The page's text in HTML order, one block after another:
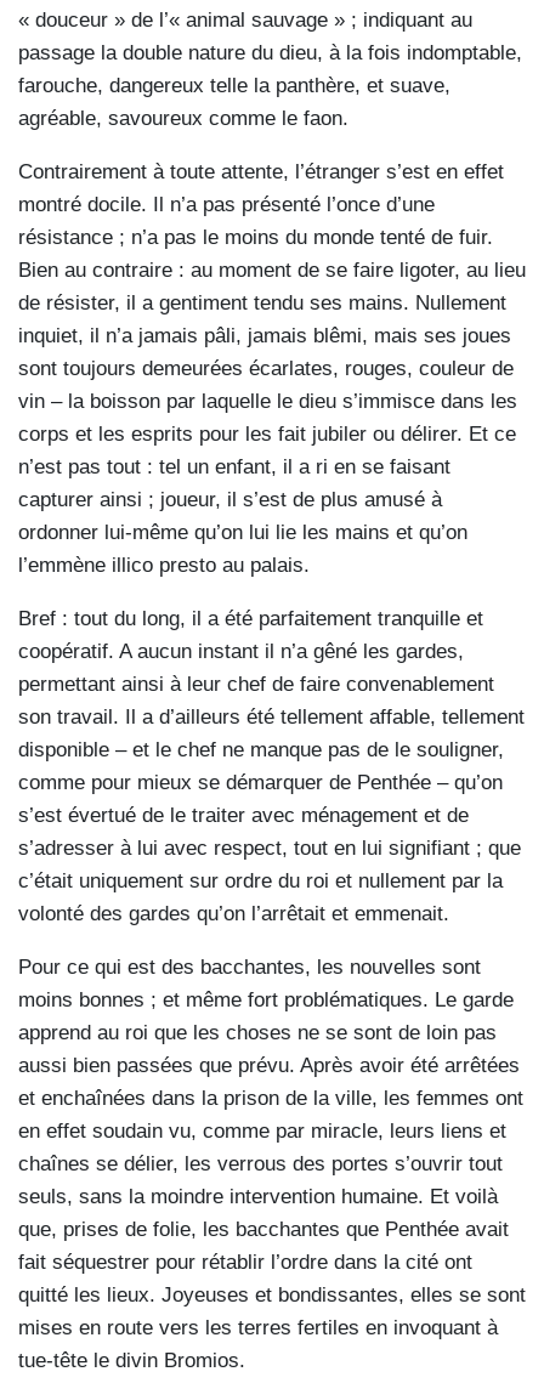
« douceur » de l’« animal sauvage » ; indiquant au
passage la double nature du dieu, à la fois indomptable,
farouche, dangereux telle la panthère, et suave,
agréable, savoureux comme le faon.
Contrairement à toute attente, l’étranger s’est en effet
montré docile. Il n’a pas présenté l’once d’une
résistance ; n’a pas le moins du monde tenté de fuir.
Bien au contraire : au moment de se faire ligoter, au lieu
de résister, il a gentiment tendu ses mains. Nullement
inquiet, il n’a jamais pâli, jamais blêmi, mais ses joues
sont toujours demeurées écarlates, rouges, couleur de
vin – la boisson par laquelle le dieu s’immisce dans les
corps et les esprits pour les fait jubiler ou délirer. Et ce
n’est pas tout : tel un enfant, il a ri en se faisant
capturer ainsi ; joueur, il s’est de plus amusé à
ordonner lui-même qu’on lui lie les mains et qu’on
l’emmène illico presto au palais.
Bref : tout du long, il a été parfaitement tranquille et
coopératif. A aucun instant il n’a gêné les gardes,
permettant ainsi à leur chef de faire convenablement
son travail. Il a d’ailleurs été tellement affable, tellement
disponible – et le chef ne manque pas de le souligner,
comme pour mieux se démarquer de Penthée – qu’on
s’est évertué de le traiter avec ménagement et de
s’adresser à lui avec respect, tout en lui signifiant ; que
c’était uniquement sur ordre du roi et nullement par la
volonté des gardes qu’on l’arrêtait et emmenait.
Pour ce qui est des bacchantes, les nouvelles sont
moins bonnes ; et même fort problématiques. Le garde
apprend au roi que les choses ne se sont de loin pas
aussi bien passées que prévu. Après avoir été arrêtées
et enchaînées dans la prison de la ville, les femmes ont
en effet soudain vu, comme par miracle, leurs liens et
chaînes se délier, les verrous des portes s’ouvrir tout
seuls, sans la moindre intervention humaine. Et voilà
que, prises de folie, les bacchantes que Penthée avait
fait séquestrer pour rétablir l’ordre dans la cité ont
quitté les lieux. Joyeuses et bondissantes, elles se sont
mises en route vers les terres fertiles en invoquant à
tue-tête le divin Bromios.